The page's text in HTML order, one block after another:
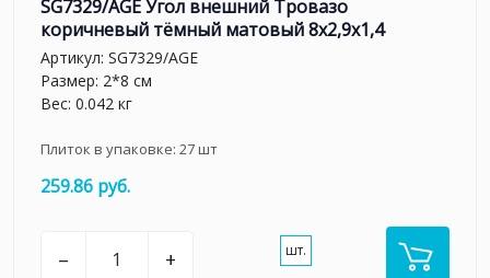
SG7329/AGE Угол внешний Тровазо
коричневый тёмный матовый 8x2,9x1,4
Артикул: SG7329/AGE
Размер: 2*8 см
Вес: 0.042 кг
Плиток в упаковке: 27шт
259.86 руб.
– + шт.